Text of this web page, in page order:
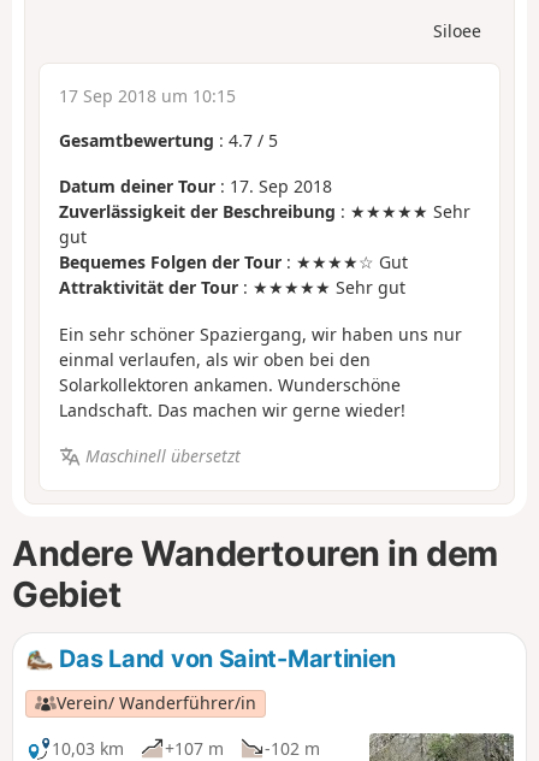
Siloee
17 Sep 2018 um 10:15
Gesamtbewertung : 4.7 / 5
Datum deiner Tour : 17. Sep 2018
Zuverlässigkeit der Beschreibung : ★★★★★ Sehr
gut
Bequemes Folgen der Tour : ★★★★☆ Gut
Attraktivität der Tour : ★★★★★ Sehr gut
Ein sehr schöner Spaziergang, wir haben uns nur
einmal verlaufen, als wir oben bei den
Solarkollektoren ankamen. Wunderschöne
Landschaft. Das machen wir gerne wieder!
Maschinell übersetzt
Andere Wandertouren in dem
Gebiet
Das Land von Saint-Martinien
Verein/ Wanderführer/in
10,03 km
+107 m -102 m